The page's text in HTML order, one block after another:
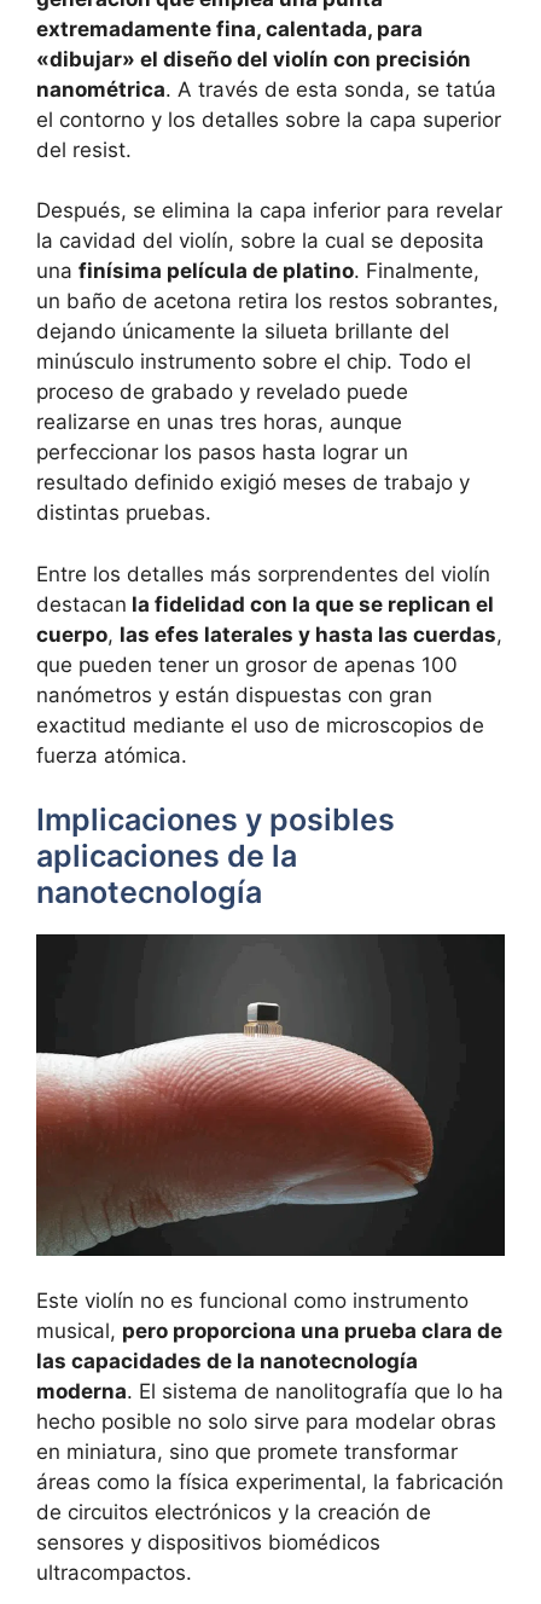
extremadamente fina, calentada, para
«dibujar» el diseño del violín con precisión
nanométrica. A través de esta sonda, se tatúa
el contorno y los detalles sobre la capa superior
del resist.
Después, se elimina la capa inferior para revelar
la cavidad del violín, sobre la cual se deposita
una finísima película de platino. Finalmente,
un baño de acetona retira los restos sobrantes,
dejando únicamente la silueta brillante del
minúsculo instrumento sobre el chip. Todo el
proceso de grabado y revelado puede
realizarse en unas tres horas, aunque
perfeccionar los pasos hasta lograr un
resultado definido exigió meses de trabajo y
distintas pruebas.
Entre los detalles más sorprendentes del violín
destacan la fidelidad con la que se replican el
cuerpo, las efes laterales y hasta las cuerdas,
que pueden tener un grosor de apenas 100
nanómetros y están dispuestas con gran
exactitud mediante el uso de microscopios de
fuerza atómica.
Implicaciones y posibles
aplicaciones de la
nanotecnología
Este violín no es funcional como instrumento
musical, pero proporciona una prueba clara de
las capacidades de la nanotecnología
moderna. El sistema de nanolitografía que lo ha
hecho posible no solo sirve para modelar obras
en miniatura, sino que promete transformar
áreas como la física experimental, la fabricación
de circuitos electrónicos y la creación de
sensores y dispositivos biomédicos
ultracompactos.